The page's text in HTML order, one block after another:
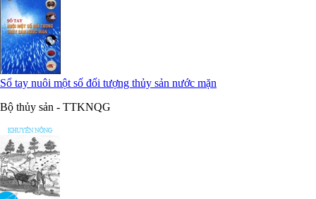
Sổ tay nuôi một số đối tượng thủy sản nước mặn
Bộ thủy sản - TTKNQG